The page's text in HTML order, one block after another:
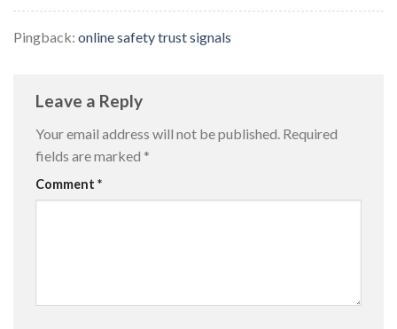
Pingback: online safety trust signals
Leave a Reply
Your email address will not be published. Required
fields are marked *
Comment *